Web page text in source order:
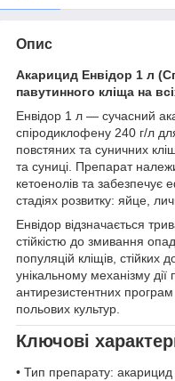
Опис
Акарицид Енвідор 1 л
павутинного кліща на
Енвідор 1 л — сучасний
спіродиклофену 240 г/л
повстяних та суничних
та суниці. Препарат
кетоенолів та забезпечує
стадіях розвитку: яйце,
Енвідор відзначається
стійкістю до змивання
популяцій кліщів, стійких
унікальному механізму
антирезистентних програм
польових культур.
Ключові
• Тип препарату: акарицид